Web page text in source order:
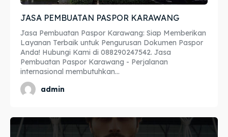
Asuransi
Blog
Asuransi
Blog
JASA PEMBUATAN PASPOR KARAWANG
Jasa Pembuatan Paspor Karawang: Siap Memberikan
Layanan Terbaik untuk Pengurusan Dokumen Paspor
Anda! Hubungi Kami di 088290247542. Jasa
Pembuatan Paspor Karawang - Perjalanan
internasional membutuhkan...
admin